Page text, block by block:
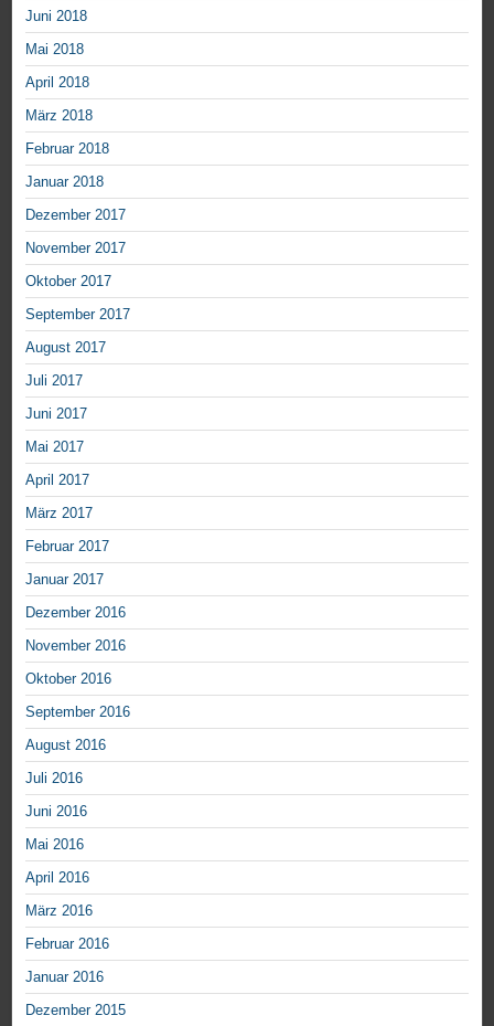
Juni 2018
Mai 2018
April 2018
März 2018
Februar 2018
Januar 2018
Dezember 2017
November 2017
Oktober 2017
September 2017
August 2017
Juli 2017
Juni 2017
Mai 2017
April 2017
März 2017
Februar 2017
Januar 2017
Dezember 2016
November 2016
Oktober 2016
September 2016
August 2016
Juli 2016
Juni 2016
Mai 2016
April 2016
März 2016
Februar 2016
Januar 2016
Dezember 2015